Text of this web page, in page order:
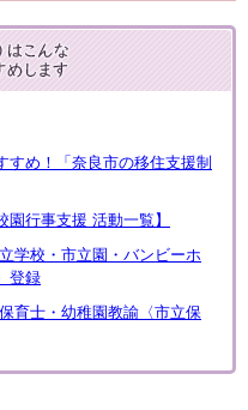
すめ！「奈良市の移住支援制
行事支援 活動一覧】
学校・市立園・バンビーホ
登録
育士・幼稚園教諭〈市立保